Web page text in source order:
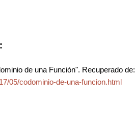
de una Función". Recuperado de:
05/codominio-de-una-funcion.html